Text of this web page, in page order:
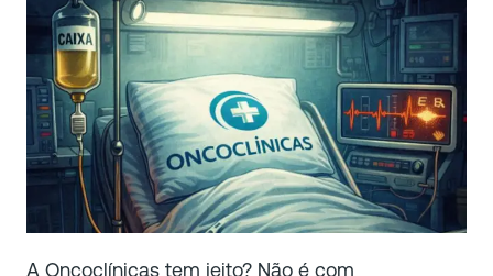
A Oncoclínicas tem jeito? Não é com